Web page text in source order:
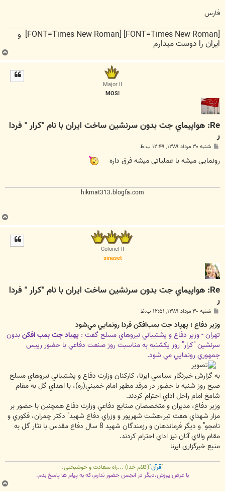
فارس
[FONT=Times New Roman] [FONT=Times New Roman] و
ایران را دوست میدارم
ب
ا
Major II
Re: هواپيماي جت بدون سرنشين ساخت ايران با نام "كرار " فردا
ر
پ
ت
شنبه ۳۰ مرداد ۱۳۸۹, ۱۲:۴۹ ب.ظ
رونمایی میشه با عملیاتی میشه فرق داره
hikmat313.blogfa.com
ب
ا
Colonel II
sinaset
Re: هواپيماي جت بدون سرنشين ساخت ايران با نام "كرار " فردا
ر
پ
ت
شنبه ۳۰ مرداد ۱۳۸۹, ۱۲:۵۱ ب.ظ
وزير دفاع : پهپاد جت بمب‌افکن فردا رونمايي مي‌شود
تهران - وزير دفاع و پشتيباني نيروهاي مسلح گفت : پهباد جت بمب افکنبدون
سرنشين "کرار" روز يکشنبه به مناسبت روز صنعت دفاعي با حضور رييس
جمهوري رونمايي مي شود.
به گزارش خبرنگار سياسي ايرنا، کارکنان وزارت دفاع و پشتيباني نيروهاي مسلح
صبح روز شنبه با حضور در مرقد مطهر امام خميني(ره)، با اهداي گل به مقام
شامخ امام راحل اداي احترام کردند.
وزير دفاع، مديران و متخصصان صنايع دفاعي وزارت دفاع همچنين با حضور بر
مزار شهداي هفت تير،هشت شهريور و وزراي دفاع شهيد" دکتر چمران، فکوري و
نامجو" و ديگر فرماندهان و رزمندگان شهيد 8 سال دفاع مقدس با نثار گل به
مقام والاي آنان نيز اداي احترام کردند.
منبع خبرگزاری ایرنا
قرآن"(کلام خدا) ...راه سعادت و خوشبختی.
با عرض پوزش،دیگر در انجمن حضور ندارم،که به پیام ها پاسخ بدم.
ب